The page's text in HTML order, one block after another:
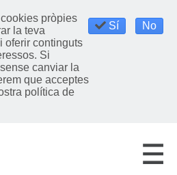
Sí No
pròpies
la teva
oferir continguts
Si
canviar la
que acceptes
política de